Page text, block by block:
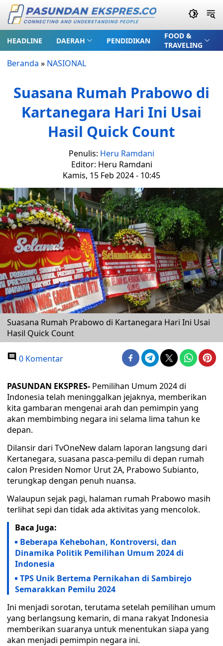
HEADLINE DAERAH PENDIDIKAN
FOOD &
TRAVELING
Beranda » NASIONAL
Suasana Rumah Prabowo di
Kartanegara Hari Ini Usai
Hasil Quick Count
Penulis: Heru Ramdani
Editor: Heru Ramdani
Kamis, 15 Feb 2024 - 10:45
Suasana Rumah Prabowo di Kartanegara Hari Ini Usai
Hasil Quick Count
0 Komentar
PASUNDAN EKSPRES- Pemilihan Umum 2024 di
Indonesia telah meninggalkan jejaknya, memberikan
kita gambaran mengenai arah dan pemimpin yang
akan membimbing negara ini selama lima tahun ke
depan.
Dilansir dari TvOneNew dalam laporan langsung dari
Kertanegara, suasana pasca-pemilu di depan rumah
calon Presiden Nomor Urut 2A, Prabowo Subianto,
terungkap dengan penuh nuansa.
Walaupun sejak pagi, halaman rumah Prabowo masih
terlihat sepi dan tidak ada aktivitas yang mencolok.
Baca Juga:
Beberapa Kehebohan, Kontroversi, dan
Dinamika Politik Pemilihan Umum 2024 di
Indonesia
TPS Unik Bertema Pernikahan di Sambirejo
Semarakkan Pemilu 2024
Ini menjadi sorotan, terutama setelah pemilihan umum
yang berlangsung kemarin, di mana rakyat Indonesia
memberikan suaranya untuk menentukan siapa yang
akan menjadi pemimpin negara ini.